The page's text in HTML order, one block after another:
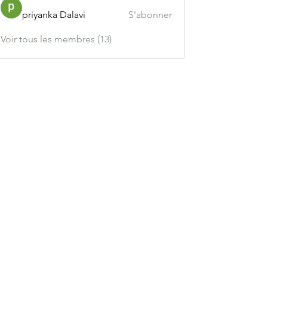
priyanka Dalavi S'abonner
Voir tous les membres (13)